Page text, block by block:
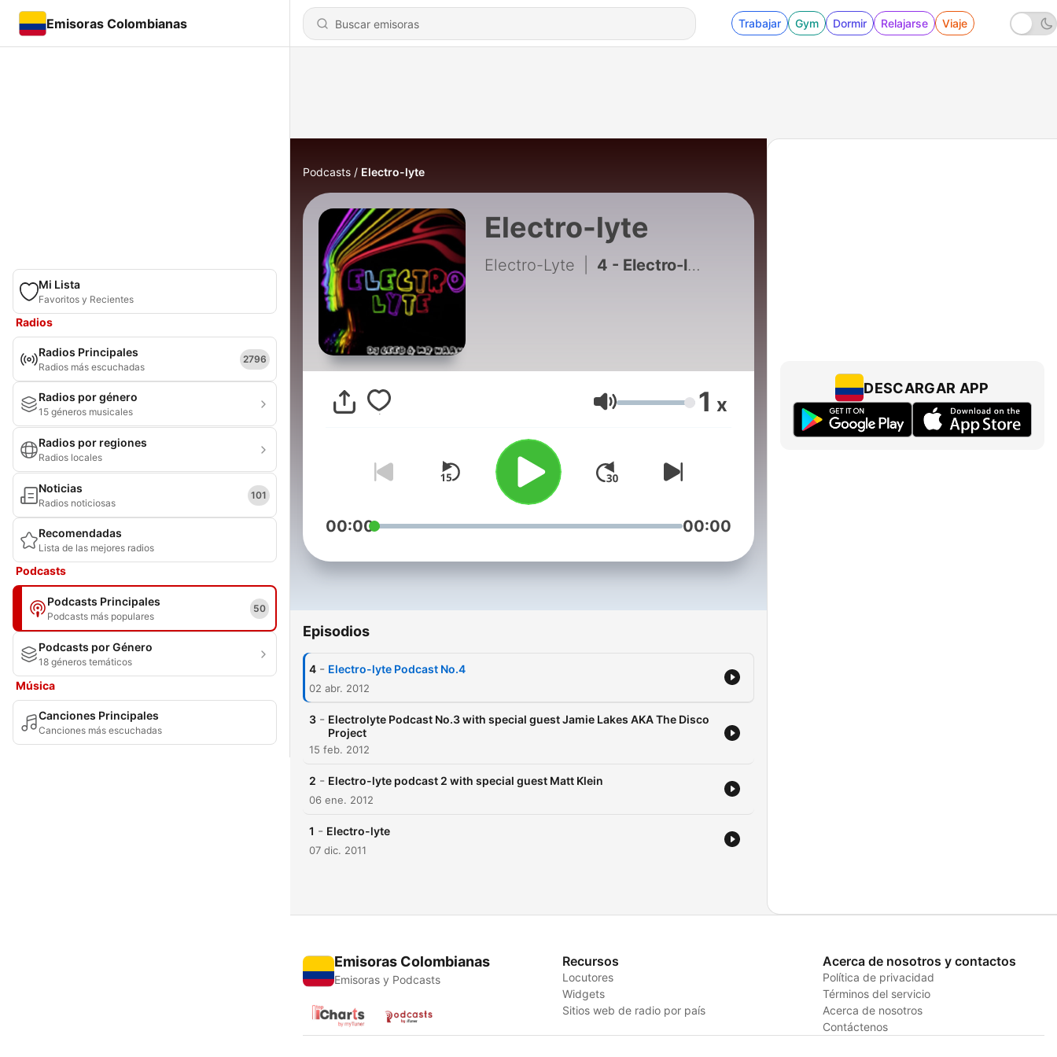
Emisoras Colombianas Trabajar Gym Dormir Relajarse Viaje
Mi Lista
Favoritos y Recientes
Radios
Radios Principales
Radios más escuchadas
2796
Radios por género
15 géneros musicales
Radios por regiones
Radios locales
Noticias
Radios noticiosas
101
Recomendadas
Lista de las mejores radios
Podcasts
Podcasts Principales
Podcasts más populares
50
Podcasts por Género
18 géneros temáticos
Música
Canciones Principales
Canciones más escuchadas
Podcasts Electro-lyte
Electro-lyte
Electro-Lyte 4 - Electro-lyte Podcast No.4
Volumen 1 x
00:00 00:00
Episodios
4 - Electro-lyte Podcast No.4
02 abr. 2012
3 - Electrolyte Podcast No.3 with special guest Jamie Lakes AKA The Disco
Project
15 feb. 2012
2 - Electro-lyte podcast 2 with special guest Matt Klein
06 ene. 2012
1 - Electro-lyte
07 dic. 2011
DESCARGAR APP
Emisoras Colombianas
Emisoras y Podcasts
Recursos
Locutores
Widgets
Sitios web de radio por país
Acerca de nosotros y contactos
Política de privacidad
Términos del servicio
Acerca de nosotros
Contáctenos